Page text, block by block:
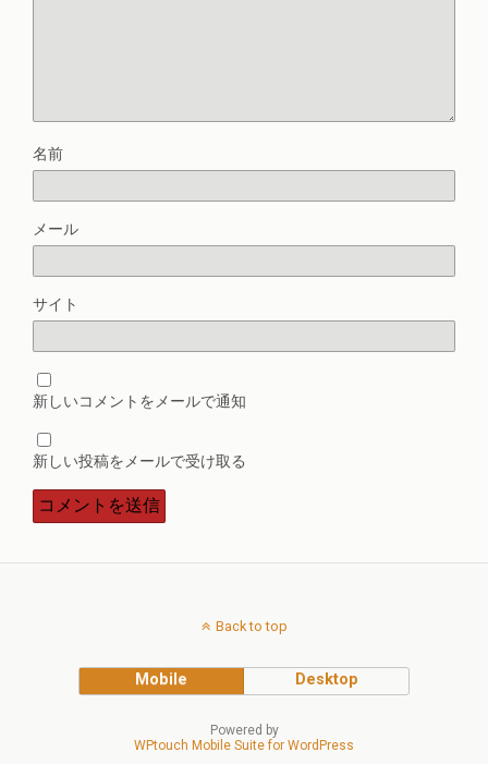
名前
メール
サイト
新しいコメントをメールで通知
新しい投稿をメールで受け取る
Back to top
Mobile Desktop
Powered by
WPtouch Mobile Suite for WordPress